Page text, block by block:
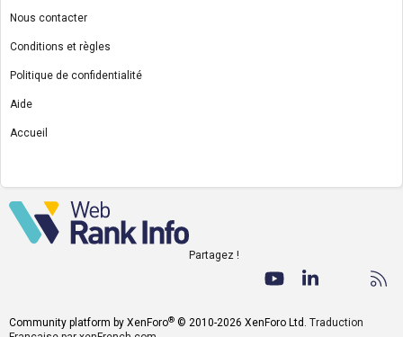
Nous contacter
Conditions et règles
Politique de confidentialité
Aide
Accueil
Partagez !
FacebookTwitter youtubeLinkedInNous
Community platform by XenForo® © 2010-2026 XenForo Ltd. Traduction